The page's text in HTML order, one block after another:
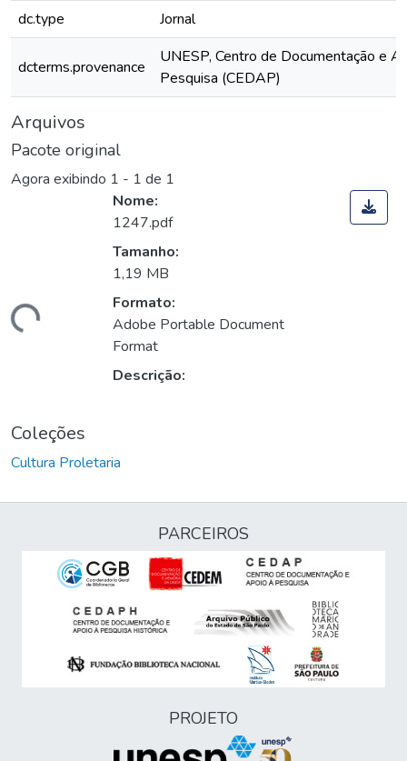
dc.type
Jornal
dcterms.provenance
UNESP, Centro de Documentação e
Pesquisa (CEDAP)
Arquivos
Pacote original
Agora exibindo 1 - 1 de 1
Nome:
1247.pdf
Tamanho:
1,19 MB
Formato:
Adobe Portable Document
Format
Descrição:
Coleções
Cultura Proletaria
PARCEIROS
PROJETO